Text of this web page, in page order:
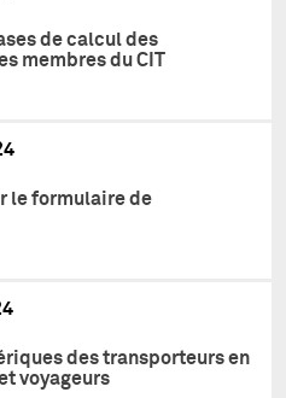
de calcul des
membres du CIT
le formulaire de
des transporteurs en
voyageurs